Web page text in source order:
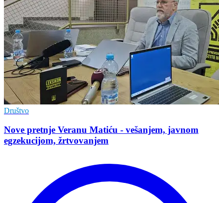
Društvo
Nove pretnje Veranu Matiću - vešanjem, javnom
egzekucijom, žrtvovanjem